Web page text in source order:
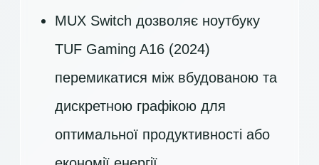
MUX Switch дозволяє ноутбуку
TUF Gaming A16 (2024)
перемикатися між вбудованою та
дискретною графікою для
оптимальної продуктивності або